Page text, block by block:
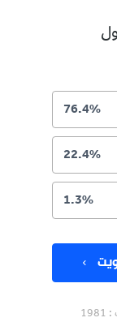
76.4%
22.4%
1.3%
:
1981